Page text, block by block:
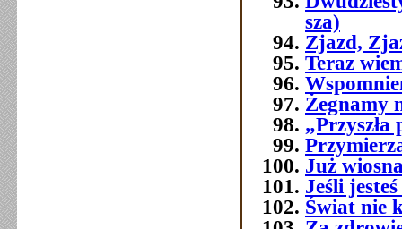
sza)
Zjazd,
Teraz
Żegnamy
„Przyszła
Już
Jeśli
Świat nie